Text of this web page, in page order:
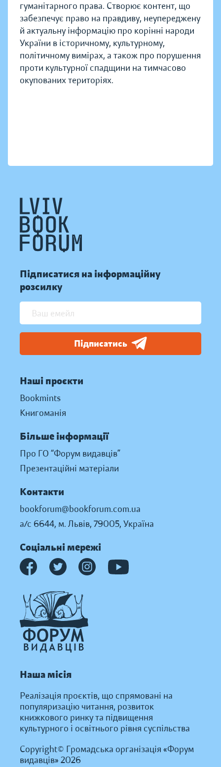
гуманітарного права. Створює контент, що
забезпечує право на правдиву, неупереджену
й актуальну інформацію про корінні народи
України в історичному, культурному,
політичному вимірах, а також про порушення
проти культурної спадщини на тимчасово
окупованих територіях.
Підписатися на інформаційну
розсилку
Підписатись
Наші проєкти
Bookmints
Книгоманія
Більше інформації
Про ГО “Форум видавців”
Презентаційні матеріали
Контакти
bookforum@bookforum.com.ua
а/с 6644, м. Львів, 79005, Україна
Соціальні мережі
Наша місія
Реалізація проєктів, що спрямовані на
популяризацію читання, розвиток
книжкового ринку та підвищення
культурного і освітнього рівня суспільства
Copyright© Громадська організація «Форум
видавців» 2026